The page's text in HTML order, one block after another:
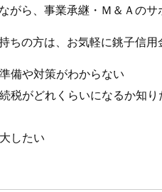
がら、事業承継・Ｍ＆Ａのサ
ちの方は、お気軽に銚子信用
備や対策がわからない
税がどれくらいになるか知り
したい